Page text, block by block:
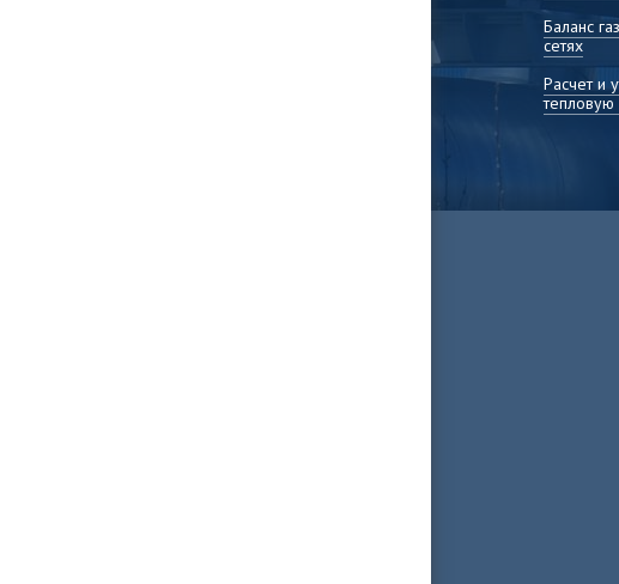
Баланс
сетях
Расчет и